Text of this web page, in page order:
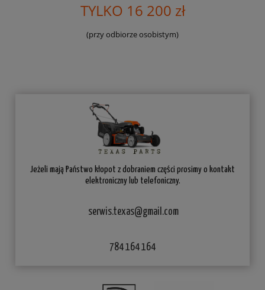
TYLKO 16 200 zł
(przy odbiorze osobistym)
Jeżeli mają Państwo kłopot z dobraniem części prosimy o kontakt
elektroniczny lub telefoniczny.
serwis.texas@gmail.com
784 164 164